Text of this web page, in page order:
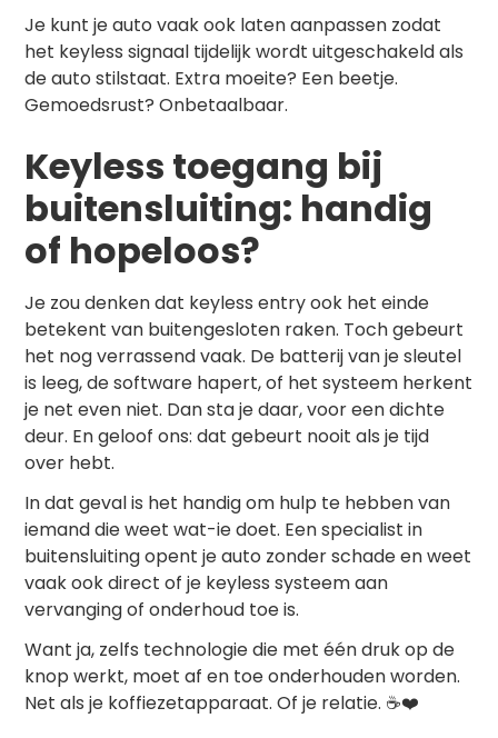
Je kunt je auto vaak ook laten aanpassen zodat
het keyless signaal tijdelijk wordt uitgeschakeld als
de auto stilstaat. Extra moeite? Een beetje.
Gemoedsrust? Onbetaalbaar.
Keyless toegang bij
buitensluiting: handig
of hopeloos?
Je zou denken dat keyless entry ook het einde
betekent van buitengesloten raken. Toch gebeurt
het nog verrassend vaak. De batterij van je sleutel
is leeg, de software hapert, of het systeem herkent
je net even niet. Dan sta je daar, voor een dichte
deur. En geloof ons: dat gebeurt nooit als je tijd
over hebt.
In dat geval is het handig om hulp te hebben van
iemand die weet wat-ie doet. Een specialist in
buitensluitingopent je auto zonder schade en weet
vaak ook direct of je keyless systeem aan
vervanging of onderhoud toe is.
Want ja, zelfs technologie die met één druk op de
knop werkt, moet af en toe onderhouden worden.
Net als je koffiezetapparaat. Of je relatie. ☕❤️